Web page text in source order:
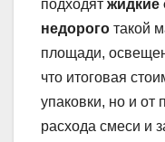
подходят жидкие
недорого такой
площади,
что итоговая
упаковки, но и от
расхода смеси и